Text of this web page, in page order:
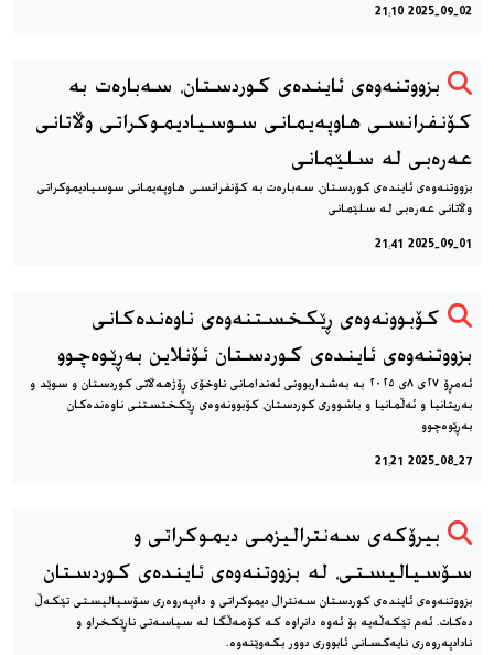
2025-09-02 21:10
بزووتنه‌وه‌ی ئاینده‌ی کوردستان، سه‌باره‌ت به
كۆنفرانسی هاوپەیمانی سوسیادیموكراتی وڵاتانی
عەرەبی له سلێمانی
بزووتنه‌وه‌ی ئاینده‌ی کوردستان، سه‌باره‌ت به كۆنفرانسی هاوپەیمانی سوسیادیموكراتی
وڵاتانی عەرەبی له سلێمانی
2025-09-01 21:41
کۆبوونه‌وه‌ی ڕێکخستنه‌وه‌ی ناوه‌نده‌کانی
بزووتنه‌وه‌ی ئاینده‌ی کوردستان ئۆنلاین به‌ڕێوه‌چوو
ئه‌مڕۆ‌ ٢٧ی ٨ی ٢٠٢٥ به به‌شداربوونی ئه‌ندامانی ناوخۆی ڕۆژهه‌ڵاتی کوردستان و سوێد و
به‌ریتانیا و ئه‌ڵمانیا و باشووری کوردستان، کۆبوونه‌وه‌‌ی ڕێکختستنی ناوه‌نده‌کان
به‌ڕێوه‌چوو
2025-08-27 21:21
بیرۆکەی سەنترالیزمی دیموكراتی و
سۆسیالیستی، له بزووتنەوەی ئایندەی کوردستان
بزووتنەوەی ئایندەی کوردستان سه‌نترال دیموکراتی و دادپەروەری سۆسیالیستی تێکەڵ
دەکات. ئەم تێکەڵەیە بۆ ئەوە دانراوە کە کۆمه‌ڵگا له سیاسەتی ناڕێکخراو و
نادادپەروەری نایەکسانی ئابووری دوور بکەوێتەوە.